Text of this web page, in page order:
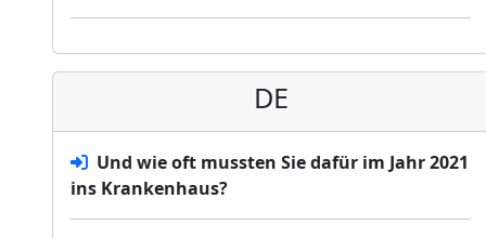
DE
Und wie oft mussten Sie dafür im Jahr 2021
ins Krankenhaus?